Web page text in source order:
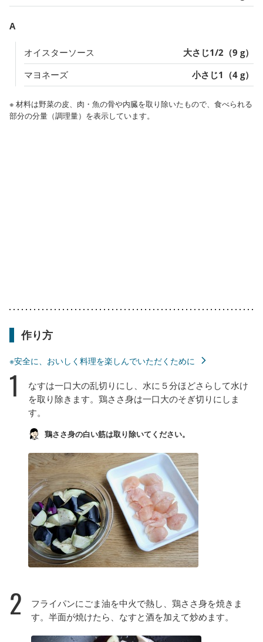
A
オイスターソース
大さじ1/2（9 g）
マヨネーズ
小さじ1（4 g）
※ 材料は野菜の皮、肉・魚の骨や内臓を取り除いたもので、食べられる
部分の分量（調理量）を表示しています。
作り方
※安全に、おいしく料理を楽しんでいただくために
1
なすは一口大の乱切りにし、水に５分ほどさらして水け
を取り除きます。鶏ささ身は一口大のそぎ切りにしま
す。
鶏ささ身の白い筋は取り除いてください。
2
フライパンにごま油を中火で熱し、鶏ささ身を焼きま
す。半面が焼けたら、なすと酒を加えて炒めます。